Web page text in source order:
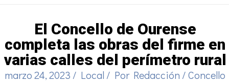
El Concello de Ourense
completa las obras del firme en
varias calles del perímetro rural
marzo 24, 2023 / Local / Por Redacción /Concello